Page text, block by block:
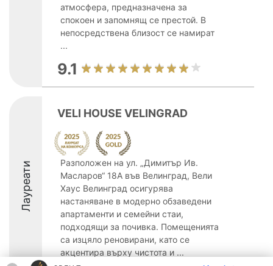
атмосфера, предназначена за
спокоен и запомнящ се престой. В
непосредствена близост се намират
...
9.1
Лауреати
VELI HOUSE VELINGRAD
Разположен на ул. „Димитър Ив.
Масларов“ 18А във Велинград, Вели
Хаус Велинград осигурява
настаняване в модерно обзаведени
апартаменти и семейни стаи,
подходящи за почивка. Помещенията
са изцяло реновирани, като се
акцентира върху чистота и ...